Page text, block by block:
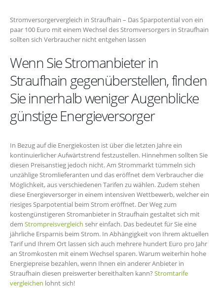
Stromversorgervergleich in Straufhain – Das Sparpotential von ein
paar 100 Euro mit einem Wechsel des Stromversorgers in Straufhain
sollten sich Verbraucher nicht entgehen lassen
Wenn Sie Stromanbieter in
Straufhain gegenüberstellen, finden
Sie innerhalb weniger Augenblicke
günstige Energieversorger
In Bezug auf die Energiekosten ist über die letzten Jahre ein
kontinuierlicher Aufwärtstrend festzustellen. Hinnehmen sollten Sie
diesen Preisanstieg jedoch nicht. Am Strommarkt tümmeln sich
unzählige Stromlieferanten und das eröffnet dem Verbraucher die
Möglichkeit, aus verschiedenen Tarifen zu wählen. Zudem stehen
diese Energieversorger in einem intensiven Wettbewerb, welcher ein
riesiges Sparpotential beim Strom eröffnet. Der Weg zum
kostengünstigeren Stromanbieter in Straufhain gestaltet sich mit
dem Strompreisvergleich sehr einfach. Das bedeutet für Sie eine
jährliche Ersparnis beim Strom. In Abhängigkeit von Ihrem aktuellen
Tarif und Ihrem Ort lassen sich auch mehrere hundert Euro pro Jahr
an Stromkosten mit einem Wechsel sparen. Warum weiterhin hohe
Energiepreise bezahlen, wenn Ihnen ein anderer Anbieter in
Straufhain diesen preiswerter bereithalten kann? Stromtarife
vergleichen lohnt sich!